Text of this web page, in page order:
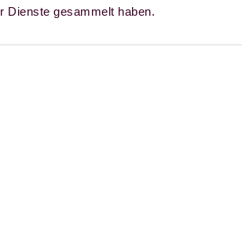
Dienste gesammelt haben.